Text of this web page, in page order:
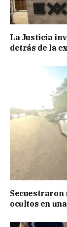
La Justicia
detrás de la
Secuestraron
ocultos en